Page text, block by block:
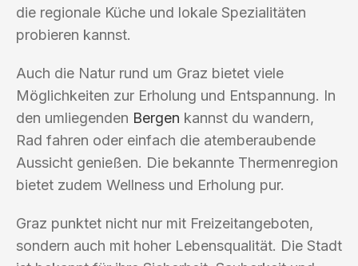
die regionale Küche und lokale Spezialitäten
probieren kannst.
Auch die Natur rund um Graz bietet viele
Möglichkeiten zur Erholung und Entspannung. In
den umliegenden Bergen kannst du wandern,
Rad fahren oder einfach die atemberaubende
Aussicht genießen. Die bekannte Thermenregion
bietet zudem Wellness und Erholung pur.
Graz punktet nicht nur mit Freizeitangeboten,
sondern auch mit hoher Lebensqualität. Die Stadt